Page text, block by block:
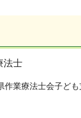
法士
業療法士会子ど